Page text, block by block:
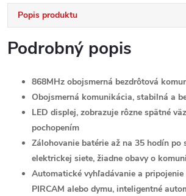
Popis produktu
Podrobný popis
868MHz obojsmerná bezdrôtová
Obojsmerná komunikácia, stabilná a
LED displej, zobrazuje rôzne spätné
pochopením
Zálohovanie batérie až na 35 hodín po
elektrickej siete, žiadne obavy o
Automatické vyhľadávanie a
PIRCAM alebo dymu, inteligentné